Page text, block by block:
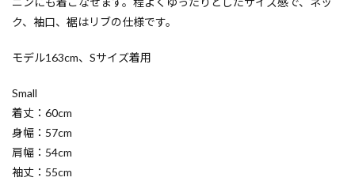
ク、袖口、裾はリブの仕様です。
モデル163cm、Sサイズ着用
Small
着丈：60cm
身幅：57cm
肩幅：54cm
袖丈：55cm